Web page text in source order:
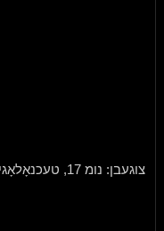
צוגעבן: נומ